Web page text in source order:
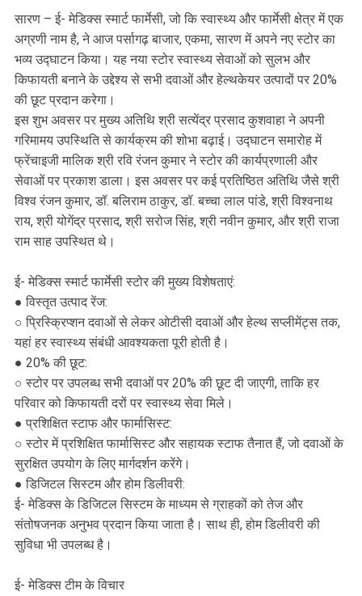
सारण – ई- मेडिक्स स्मार्ट फार्मेसी, जो कि स्वास्थ्य और फार्मेसी क्षेत्र में एक
अग्रणी नाम है, ने आज पर्सागढ़ बाजार, एकमा, सारण में अपने नए स्टोर का
भव्य उद्घाटन किया। यह नया स्टोर स्वास्थ्य सेवाओं को सुलभ और
किफायती बनाने के उद्देश्य से सभी दवाओं और हेल्थकेयर उत्पादों पर 20%
की छूट प्रदान करेगा।
इस शुभ अवसर पर मुख्य अतिथि श्री सत्येंद्र प्रसाद कुशवाहा ने अपनी
गरिमामय उपस्थिति से कार्यक्रम की शोभा बढ़ाई। उद्घाटन समारोह में
फ्रेंचाइजी मालिक श्री रवि रंजन कुमार ने स्टोर की कार्यप्रणाली और
सेवाओं पर प्रकाश डाला। इस अवसर पर कई प्रतिष्ठित अतिथि जैसे श्री
विश्व रंजन कुमार, डॉ. बलिराम ठाकुर, डॉ. बच्चा लाल पांडे, श्री विश्वनाथ
राय, श्री योगेंद्र प्रसाद, श्री सरोज सिंह, श्री नवीन कुमार, और श्री राजा
राम साह उपस्थित थे।
ई- मेडिक्स स्मार्ट फार्मेसी स्टोर की मुख्य विशेषताएं:
● विस्तृत उत्पाद रेंज:
○ प्रिस्क्रिप्शन दवाओं से लेकर ओटीसी दवाओं और हेल्थ सप्लीमेंट्स तक,
यहां हर स्वास्थ्य संबंधी आवश्यकता पूरी होती है।
● 20% की छूट:
○ स्टोर पर उपलब्ध सभी दवाओं पर 20% की छूट दी जाएगी, ताकि हर
परिवार को किफायती दरों पर स्वास्थ्य सेवा मिले।
● प्रशिक्षित स्टाफ और फार्मासिस्ट:
○ स्टोर में प्रशिक्षित फार्मासिस्ट और सहायक स्टाफ तैनात हैं, जो दवाओं के
सुरक्षित उपयोग के लिए मार्गदर्शन करेंगे।
● डिजिटल सिस्टम और होम डिलीवरी:
ई- मेडिक्स के डिजिटल सिस्टम के माध्यम से ग्राहकों को तेज और
संतोषजनक अनुभव प्रदान किया जाता है। साथ ही, होम डिलीवरी की
सुविधा भी उपलब्ध है।
ई- मेडिक्स टीम के विचार